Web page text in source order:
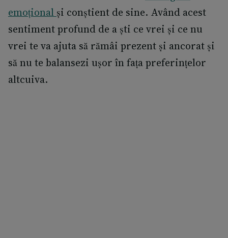
emoțional și conștient de sine. Având acest
sentiment profund de a ști ce vrei și ce nu
vrei te va ajuta să rămâi prezent și ancorat și
să nu te balansezi ușor în fața preferințelor
altcuiva.